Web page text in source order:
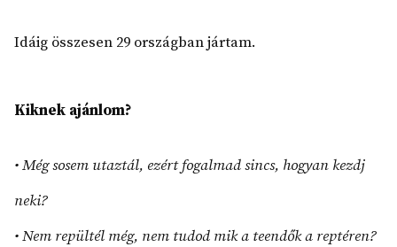
Idáig összesen 29 országban jártam.
Kiknek ajánlom?
• Még sosem utaztál, ezért fogalmad sincs, hogyan kezdj
neki?
• Nem repültél még, nem tudod mik a teendők a reptéren?